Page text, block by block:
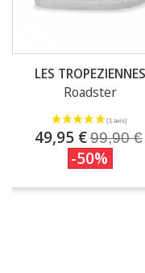
LES TROPEZIENNES
Roadster
49,95 €99,90 €
-50%